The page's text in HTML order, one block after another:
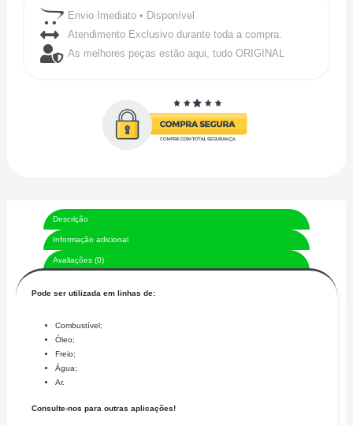
Aeroquip
Black
Envio Imediato • Disponível
Atendimento Exclusivo durante toda a compra.
As melhores peças estão aqui, tudo ORIGINAL
Descrição
Informação adicional
Avaliações (0)
Pode ser utilizada em linhas de:
Combustível;
Óleo;
Freio;
Água;
Ar.
Consulte-nos para outras aplicações!